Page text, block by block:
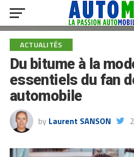
ACTUALITÉS
Du bitume à la
essentiels du fan
automobile
by Laurent SANSON